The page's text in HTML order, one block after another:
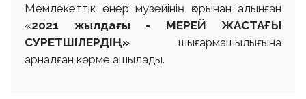
Мемлекеттік өнер музейінің қорынан алынған
«2021 жылдағы - МЕРЕЙ ЖАСТАҒЫ
СУРЕТШІЛЕРДІҢ» шығармашылығына
арналған көрме ашылады.